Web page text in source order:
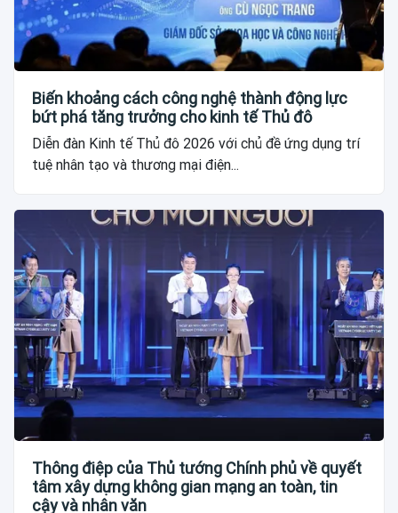
Biến khoảng cách công nghệ thành động lực
bứt phá tăng trưởng cho kinh tế Thủ đô
Diễn đàn Kinh tế Thủ đô 2026 với chủ đề ứng dụng trí
tuệ nhân tạo và thương mại điện...
Thông điệp của Thủ tướng Chính phủ về quyết
tâm xây dựng không gian mạng an toàn, tin
cậy và nhân văn